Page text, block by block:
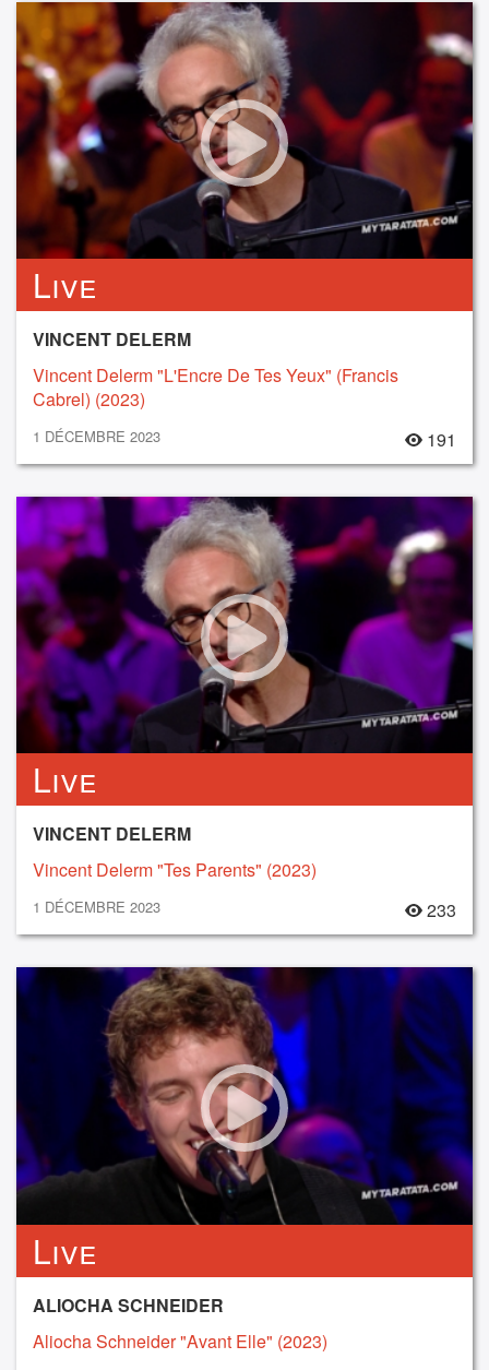
Live
VINCENT DELERM
Vincent Delerm "L'Encre De Tes Yeux" (Francis
Cabrel) (2023)
1 DÉCEMBRE 2023 191
Live
VINCENT DELERM
Vincent Delerm "Tes Parents" (2023)
1 DÉCEMBRE 2023 233
Live
ALIOCHA SCHNEIDER
Aliocha Schneider "Avant Elle" (2023)